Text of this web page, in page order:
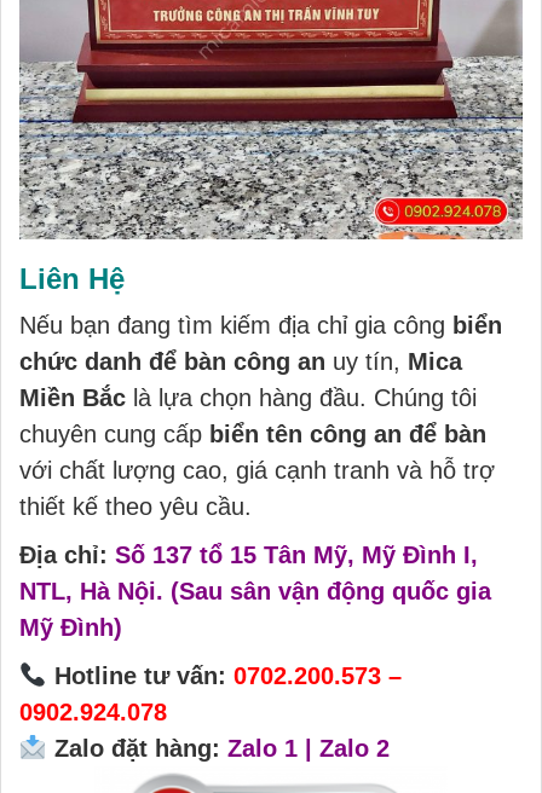
Liên Hệ
Nếu bạn đang tìm kiếm địa chỉ gia công biển
chức danh để bàn công an uy tín, Mica
Miền Bắc là lựa chọn hàng đầu. Chúng tôi
chuyên cung cấp biển tên công an để bàn
với chất lượng cao, giá cạnh tranh và hỗ trợ
thiết kế theo yêu cầu.
Địa chỉ: Số 137 tổ 15 Tân Mỹ, Mỹ Đình I,
NTL, Hà Nội. (Sau sân vận động quốc gia
Mỹ Đình)
Hotline tư vấn: 0702.200.573 –
0902.924.078
Zalo đặt hàng: Zalo 1| Zalo 2